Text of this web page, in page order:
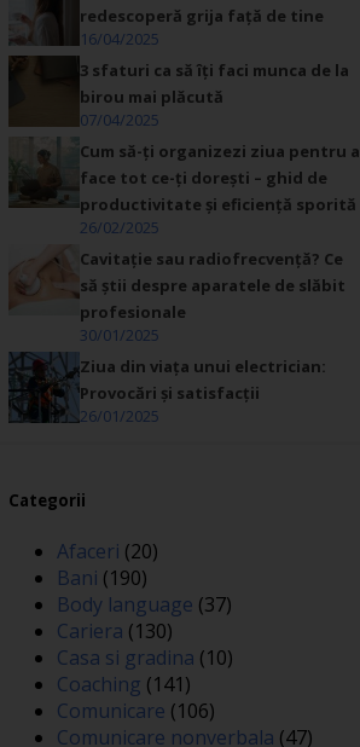
redescoperă grija față de tine
16/04/2025
3 sfaturi ca să îți faci munca de la
birou mai plăcută
07/04/2025
Cum să-ți organizezi ziua pentru a
face tot ce-ți dorești – ghid de
productivitate și eficiență sporită
26/02/2025
Cavitație sau radiofrecvență? Ce
să știi despre aparatele de slăbit
profesionale
30/01/2025
Ziua din viața unui electrician:
Provocări și satisfacții
26/01/2025
Categorii
Afaceri (20)
Bani (190)
Body language (37)
Cariera (130)
Casa si gradina (10)
Coaching (141)
Comunicare (106)
Comunicare nonverbala (47)